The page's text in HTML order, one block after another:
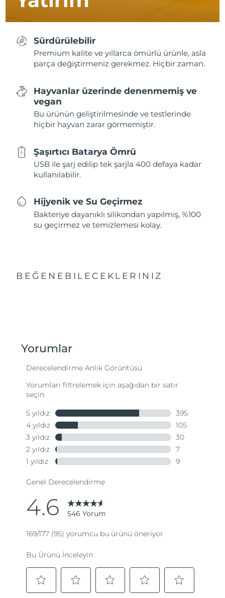
Sürdürülebilir
Premium kalite ve yıllarca ömürlü ürünle, asla
parça değiştirmeniz gerekmez. Hiçbir zaman.
Hayvanlar üzerinde denenmemiş ve
vegan
Bu ürünün geliştirilmesinde ve testlerinde
hiçbir hayvan zarar görmemiştir.
Şaşırtıcı Batarya Ömrü
USB ile şarj edilip tek şarjla 400 defaya kadar
kullanılabilir.
Hijyenik ve Su Geçirmez
Bakteriye dayanıklı silikondan yapılmış, %100
su geçirmez ve temizlemesi kolay.
BEĞENEBILECEKLERINIZ